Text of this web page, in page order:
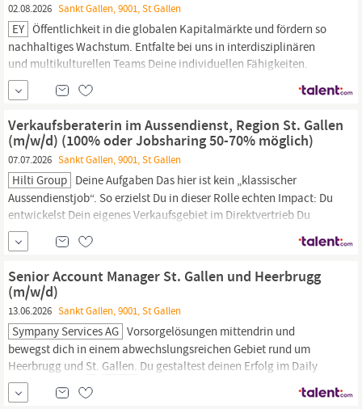
02.08.2026 Sankt Gallen, 9001, St Gallen
EY Öffentlichkeit in die globalen Kapitalmärkte und fördern so
nachhaltiges Wachstum. Entfalte bei uns in interdisziplinären
und multikulturellen Teams Deine individuellen Fähigkeiten.
Starte Deine zielgerichtete Karriere als Audit Assistant und werde
Teil unseres einzigartigen Teams, um die Zukunft der
Verkaufsberaterin im Aussendienst, Region St. Gallen
(m/w/d) (100% oder Jobsharing 50-70% möglich)
07.07.2026 Sankt Gallen, 9001, St Gallen
Hilti Group Deine Aufgaben Das hier ist kein „klassischer
Aussendienstjob“. So erzielst Du in dieser Rolle echten Impact: Du
entwickelst Dein eigenes Verkaufsgebiet im Direktvertrieb Du
baust langfristige Kundenbeziehungen im Raum
erkennst Potenziale, bevor der Kunde sie selbst sieht Du bringst
Senior Account Manager St. Gallen und Heerbrugg
(m/w/d)
13.06.2026 Sankt Gallen, 9001, St Gallen
Sympany Services AG Vorsorgelösungen mittendrin und
bewegst dich in einem abwechslungsreichen Gebiet rund um
Heerbrugg und St. Gallen. Du gestaltest deinen Erfolg im Daily
Business selbst, berätst Kundinnen und Kunden vor Ort und bist
gleichzeitig durch deine Skills im Bereich People Management ein